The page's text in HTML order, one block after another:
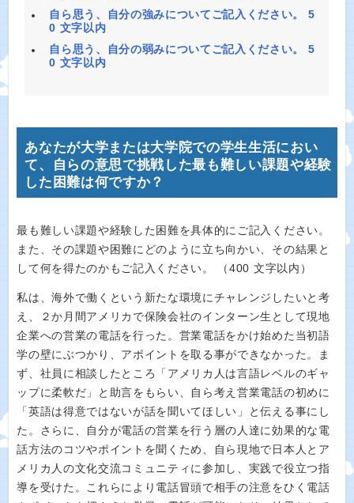
自ら思う、自分の強みについてご記入ください。 5
0 文字以内
自ら思う、自分の弱みについてご記入ください。 5
0 文字以内
あなたが大学または大学院での学生生活におい
て、自らの意思で挑戦した最も難しい課題や経験
した困難は何ですか？
最も難しい課題や経験した困難を具体的にご記入ください。
また、その課題や困難にどのように立ち向かい、その結果と
して何を得たのかもご記入ください。 （400 文字以内）
私は、海外で働くという新たな環境にチャレンジしたいと考
え、２か月間アメリカで保険会社のインターン生として現地
企業への営業の電話を行った。営業電話をかけ始めた当初語
学の壁にぶつかり、アポイントを取る事ができなかった。ま
ず、社員に相談したところ「アメリカ人は言語レベルのギャ
ップに柔軟だ」と助言をもらい、自ら考え営業電話の初めに
「英語は得意ではないが話を聞いてほしい」と伝える事にし
た。さらに、自分が電話の営業を行う層の人達に効果的な電
話方法のコツやポイントを聞くため、自ら現地で日本人とア
メリカ人の文化交流コミュニティに参加し、実践で役立つ指
導を受けた。これらにより電話冒頭で相手の注意をひく電話